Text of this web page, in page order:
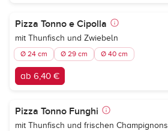
Pizza Tonno e Cipolla
mit Thunfisch und Zwiebeln
Ø 24 cm Ø 29 cm Ø 40 cm
ab 6,40 €
Pizza Tonno Funghi
mit Thunfisch und frischen Champignons